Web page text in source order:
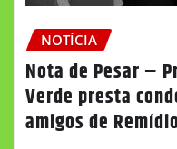
NOTÍCIA
Nota de Pesar –
Verde presta
amigos de